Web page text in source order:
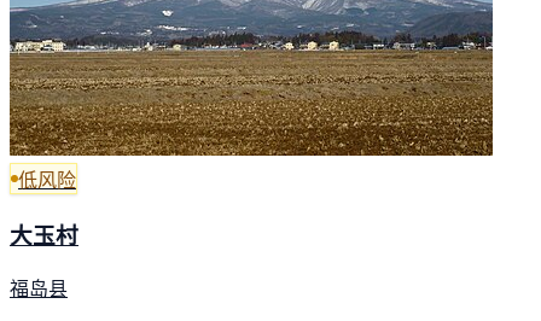
低风险
大玉村
福岛县